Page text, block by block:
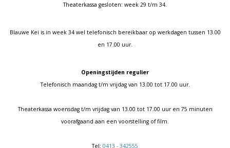
Theaterkassa gesloten: week 29 t/m 34.
Blauwe Kei is in week 34 wel telefonisch bereikbaar op werkdagen tussen 13.00
en 17.00 uur.
Openingstijden regulier
Telefonisch maandag t/m vrijdag van 13.00 tot 17.00 uur.
Theaterkassa woensdag t/m vrijdag van 13.00 tot 17.00 uur en 75 minuten
voorafgaand aan een voorstelling of film.
Tel: 0413 - 342555